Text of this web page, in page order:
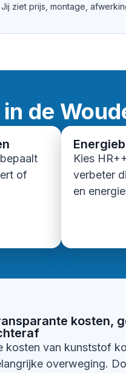
Jij ziet prijs, montage,
de
of
Kies
verbeter
en
kosten,
kosten van kunststof
overweging.